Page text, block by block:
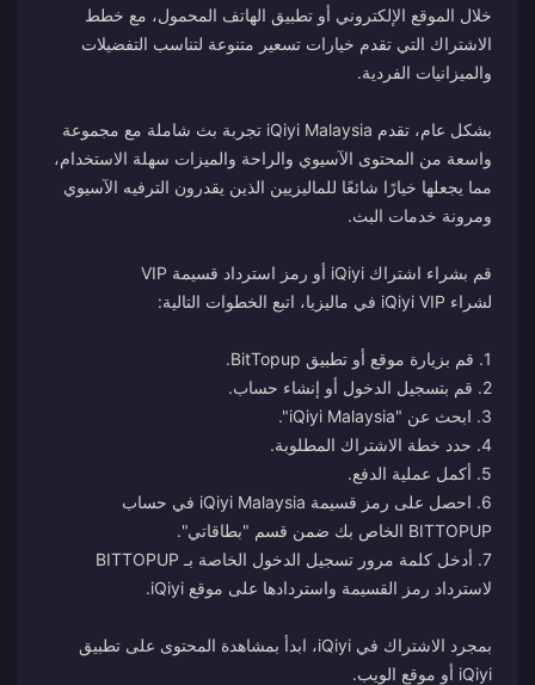
خلال الموقع الإلكتروني أو تطبيق الهاتف المحمول، مع خطط
الاشتراك التي تقدم خيارات تسعير متنوعة لتناسب التفضيلات
بشكل عام، تقدم iQiyi Malaysia تجربة بث شاملة مع مجموعة
واسعة من المحتوى الآسيوي والراحة والميزات سهلة الاستخدام،
مما يجعلها خيارًا شائعًا للماليزيين الذين يقدرون الترفيه الآسيوي
6. احصل على رمز قسيمة iQiyi Malaysia في حساب
7. أدخل كلمة مرور تسجيل الدخول الخاصة بـ BITTOPUP
بمجرد الاشتراك في iQiyi، ابدأ بمشاهدة المحتوى على تطبيق